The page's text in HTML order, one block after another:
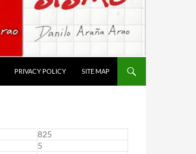
PRIVACY POLICY SITE MAP
825
5